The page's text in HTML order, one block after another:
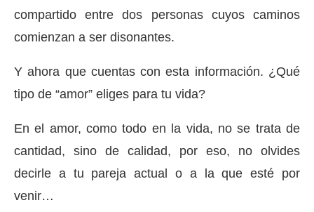
compartido entre dos personas cuyos caminos
comienzan a ser disonantes.
Y ahora que cuentas con esta información. ¿Qué
tipo de “amor” eliges para tu vida?
En el amor, como todo en la vida, no se trata de
cantidad, sino de calidad, por eso, no olvides
decirle a tu pareja actual o a la que esté por
venir…